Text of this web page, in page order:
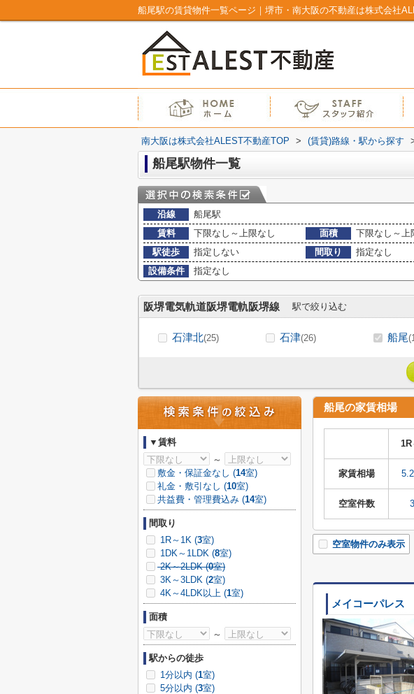
船尾駅の賃貸物件一覧ページ｜堺市・南大阪の不動産は株式会社
南大阪は株式会社ALEST不動産TOP > (賃貸)路線・駅から探す
船尾駅物件一覧
沿線
船尾駅
賃料
下限なし～上限なし 面積 下限なし～上
駅徒歩
指定しない 間取り
指定なし
設備条件
指定なし
阪堺電気軌道阪堺電軌阪堺線 駅で絞り込む
石津北(25) 石津(26) 船尾
船尾の家賃相場
1R
家賃相場
空室件数
空室物件のみ表示
メイコーパレス
▼賃料
～
敷金・保証金なし (14室)
礼金・敷引なし (10室)
共益費・管理費込み (14室)
間取り
1R～1K (3室)
1DK～1LDK (8室)
2K～2LDK (0室)
3K～3LDK (2室)
4K～4LDK以上 (1室)
面積
～
駅からの徒歩
1分以内 (1室)
5分以内 (3室)